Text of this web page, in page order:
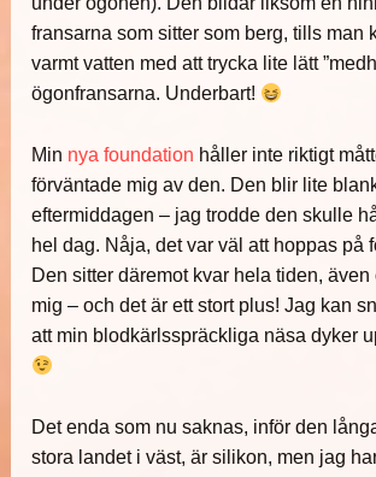
fransarna som sitter som berg, tills man
varmt vatten med att trycka lite lätt
ögonfransarna. Underbart!
Min nya foundation håller inte riktigt
förväntade mig av den. Den blir lite
eftermiddagen – jag trodde den skulle
hel dag. Nåja, det var väl att hoppas på
Den sitter däremot kvar hela tiden,
mig – och det är ett stort plus! Jag kan
att min blodkärlsspräckliga näsa dyker
Det enda som nu saknas, inför den
stora landet i väst, är silikon, men jag